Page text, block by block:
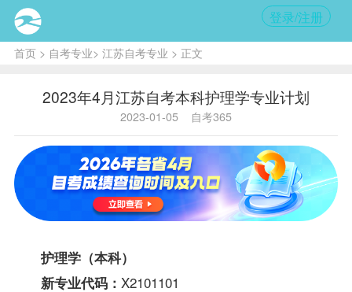
登录/注册
首页> 自考专业> 江苏自考专业 > 正文
2023年4月江苏自考本科护理学专业计划
2023-01-05 自考365
护理学（本科）
新专业代码： X2101101